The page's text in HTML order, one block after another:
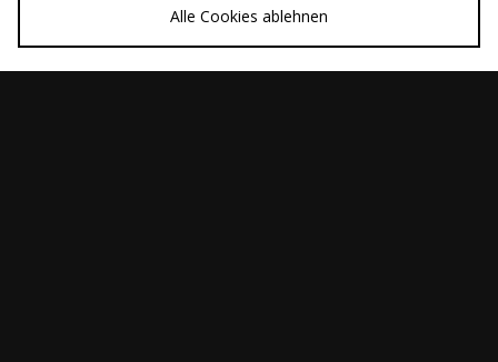
Download unsere App
Alle Cookies ablehnen